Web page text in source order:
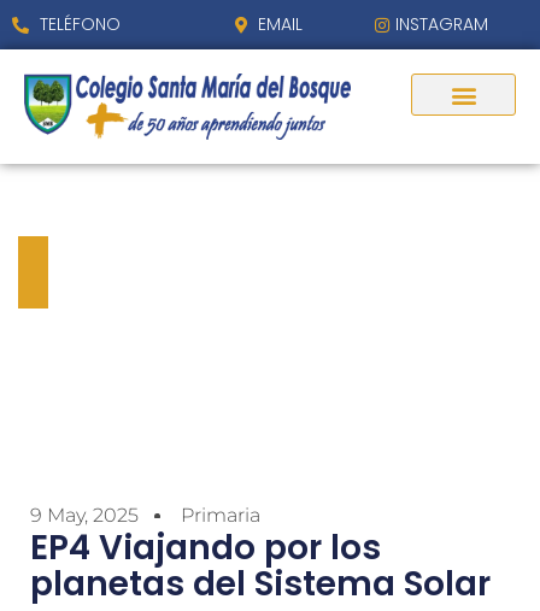
TELÉFONO EMAIL INSTAGRAM
9 May, 2025 Primaria
EP4 Viajando por los
planetas del Sistema Solar